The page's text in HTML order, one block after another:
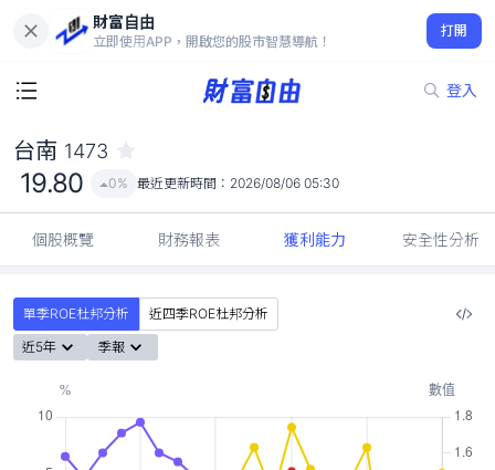
財富自由
立即使用APP，開啟您的股市智慧導航！
打開
登入
19.80
0%
台南 1473
19.80 0% 最近更新時間： 2026/08/06 05:30
個股概覽 財務報表 獲利能力 安全性分析
單季ROE杜邦分析
近四季ROE杜邦分析
近5年
季報